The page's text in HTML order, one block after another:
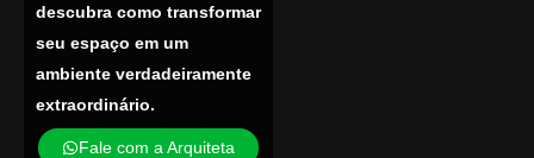
descubra como transformar
seu espaço em um
ambiente verdadeiramente
extraordinário.
Fale com a Arquiteta